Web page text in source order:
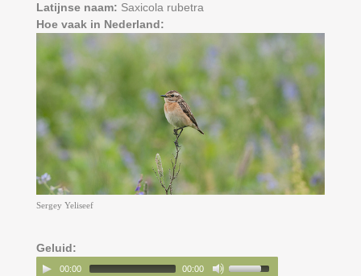
Latijnse naam: Saxicola rubetra
Hoe vaak in Nederland:
Sergey Yeliseef
Geluid:
00:00 00:00